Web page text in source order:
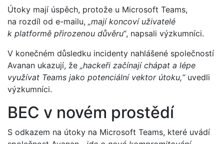
Útoky mají úspěch, protože u Microsoft Teams,
na rozdíl od e-mailu, „mají koncoví uživatelé
k platformě přirozenou důvěru“, napsali výzkumníci.
V konečném důsledku incidenty nahlášené společností
Avanan ukazují, že „hackeři začínají chápat a lépe
využívat Teams jako potenciální vektor útoku,“uvedli
výzkumníci.
BEC v novém prostědí
S odkazem na útoky na Microsoft Teams, které uvádí